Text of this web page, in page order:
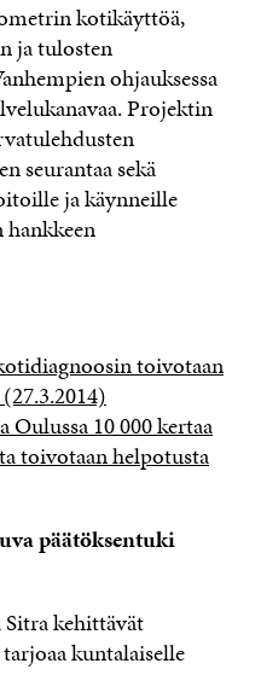
kotikäyttöä,
ja tulosten
ohjauksessa
Projektin
seurantaa sekä
ja käynneille
toivotaan
10 000 kertaa
toivotaan helpotusta
päätöksentuki
kehittävät
kuntalaiselle